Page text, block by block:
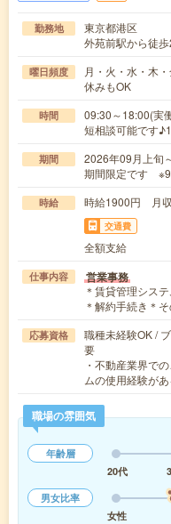
勤務地
東京都港区
外苑前駅から徒
曜日頻度
月・火・水・木
休みもOK
時間
09:30～18:00(実
短相談可能です
期間
2026年09月上旬
期間限定です ※9
時給 時給1900円 月
交通費
全額支給
仕事内容 営業事務
＊賃貸管理シス
＊解約手続き＊
応募資格
職種未経験OK /
要
・不動産業界で
ムの使用経験が
職場の雰囲気
年齢層
20代
男女比率
女性